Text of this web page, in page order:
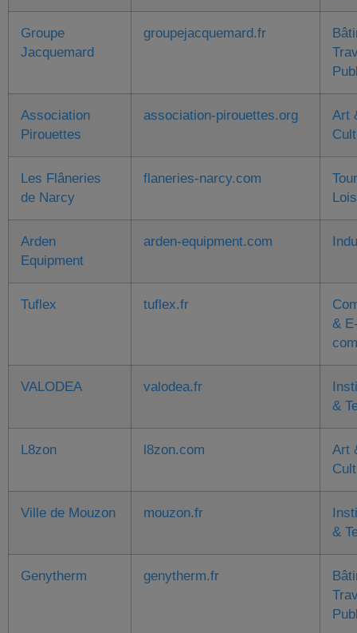
Groupe
Jacquemard
groupejacquemard.fr
Association
Pirouettes
association-pirouettes.org
Art
Les Flâneries
de Narcy
flaneries-narcy.com
Arden
Equipment
arden-equipment.com
Tuflex tuflex.fr
&
VALODEA valodea.fr
&
L8zon l8zon.com
Art
Ville de Mouzon mouzon.fr
&
Genytherm genytherm.fr